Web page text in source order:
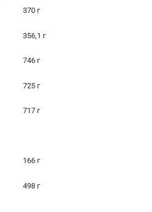
370 г
356,1 г
746 г
725 г
717 г
166 г
498 г